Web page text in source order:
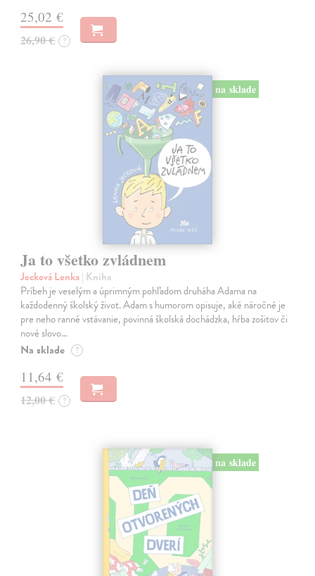
25,02 €
26,90 € ?
na sklade
Ja to všetko zvládnem
Jecková Lenka| Kniha
Príbeh je veselým a úprimným pohľadom druháha Adama na
každodenný školský život. Adam s humorom opisuje, aké náročné je
pre neho ranné vstávanie, povinná školská dochádzka, hŕba zošitov či
nové slovo…
Na sklade ?
11,64 €
12,00 € ?
na sklade